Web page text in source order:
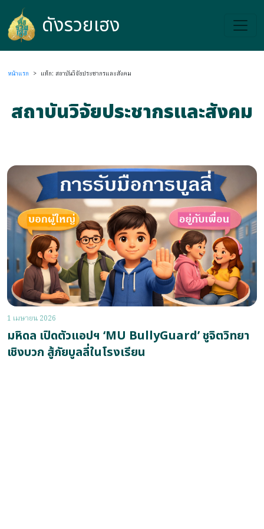
ดังรวยเฮง
ดังรวยเฮง
หน้าแรก > แท็ก: สถาบันวิจัยประชากรและสังคม
สถาบันวิจัยประชากรและสังคม
1 เมษายน 2026
มหิดล เปิดตัวแอปฯ ‘MU BullyGuard’ ชูจิตวิทยา
เชิงบวก สู้ภัยบูลลี่ในโรงเรียน